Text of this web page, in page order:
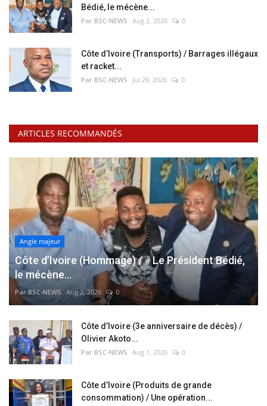
Bédié, le mécène...
Par BSC-NEWS Aug 2, 2026 0
Côte d’Ivoire (Transports) / Barrages illégaux
et racket...
Par BSC-NEWS Jul 29, 2026 0
ARTICLES RECOMMANDÉS
Angle majeur
Côte d’Ivoire (Hommage) / « Le Président Bédié,
le mécène...
Par BSC-NEWS Aug 2, 2026 0
Côte d’Ivoire (3e anniversaire de décès) /
Olivier Akoto...
Par BSC-NEWS Aug 1, 2026 0
Côte d’Ivoire (Produits de grande
consommation) / Une opération...